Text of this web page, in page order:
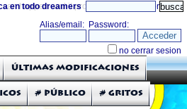
can happen and it probably will» directorio
en todo dreamers
Últimas modificaciones
# Público # Gritos